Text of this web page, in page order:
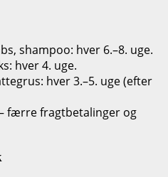
shampoo: hver 6.–8. uge.
hver 4. uge.
hver 3.–5. uge (efter
færre fragtbetalinger og